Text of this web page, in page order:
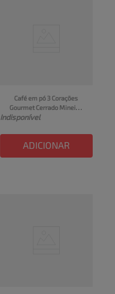
Café em pó 3 Corações
Gourmet Cerrado Mineiro
250g
Indisponível
ADICIONAR